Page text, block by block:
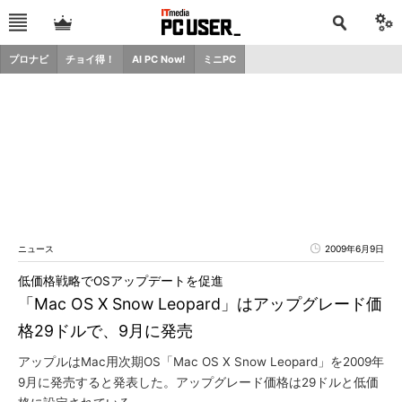
プロナビ チョイ得！ AI PC Now! ミニPC
ニュース 2009年6月9日
「Mac OS X Snow Leopard」はアップグレード価
格29ドルで、9月に発売
低価格戦略でOSアップデートを促進
アップルはMac用次期OS「Mac OS X Snow Leopard」を2009年
9月に発売すると発表した。アップグレード価格は29ドルと低価